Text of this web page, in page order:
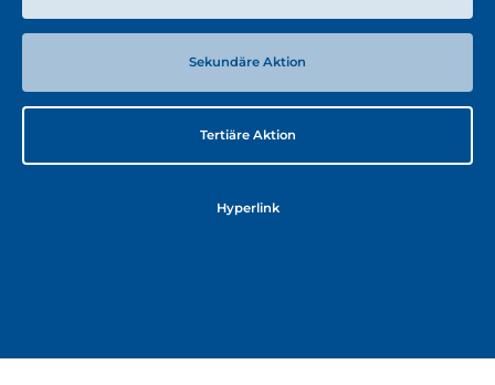
Sekundäre Aktion
Tertiäre Aktion
Hyperlink